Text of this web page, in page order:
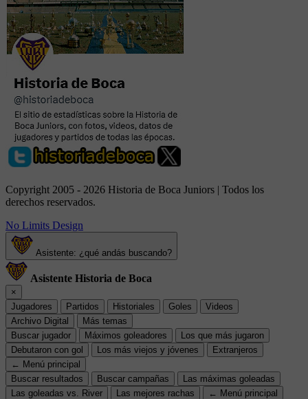
Copyright 2005 - 2026 Historia de Boca Juniors | Todos los
derechos reservados.
No Limits Design
Asistente: ¿qué andás buscando?
Asistente Historia de Boca
×
Jugadores
Partidos Historiales Goles
Videos
Archivo Digital
Más temas
Buscar jugador
Máximos goleadores
Los que más jugaron
Debutaron con gol
Los más viejos y jóvenes
Extranjeros
← Menú principal
Buscar resultados
Buscar campañas
Las máximas goleadas
Las goleadas vs. River
Las mejores rachas
← Menú principal